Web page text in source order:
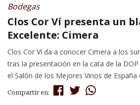
Bodegas
Clos Cor Ví presenta un
Excelente: Cimera
Clos Cor Ví da a conocer Cimera a los
tras la presentación en la cata de la
el Salón de los Mejores Vinos de España
Compartir en: